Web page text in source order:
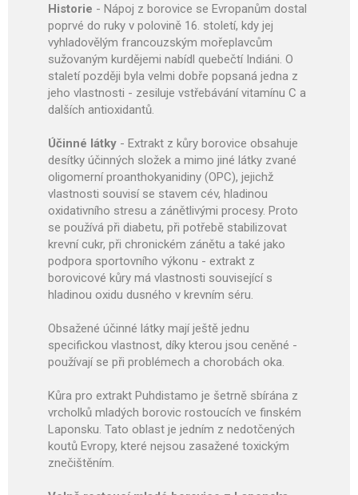
Historie - Nápoj z borovice se Evropanům dostal
poprvé do ruky v polovině 16. století, kdy jej
vyhladovělým francouzským mořeplavcům
sužovaným kurdějemi nabídl quebečtí Indiáni. O
staletí později byla velmi dobře popsaná jedna z
jeho vlastnosti - zesiluje vstřebávání vitamínu C a
dalších antioxidantů.
Účinné látky - Extrakt z kůry borovice obsahuje
desítky účinných složek a mimo jiné látky zvané
oligomerní proanthokyanidiny (OPC), jejichž
vlastnosti souvisí se stavem cév, hladinou
oxidativního stresu a zánětlivými procesy. Proto
se používá při diabetu, při potřebě stabilizovat
krevní cukr, při chronickém zánětu a také jako
podpora sportovního výkonu - extrakt z
borovicové kůry má vlastnosti související s
hladinou oxidu dusného v krevním séru.
Obsažené účinné látky mají ještě jednu
specifickou vlastnost, díky kterou jsou ceněné -
používají se při problémech a chorobách oka.
Kůra pro extrakt Puhdistamo je šetrně sbírána z
vrcholků mladých borovic rostoucích ve finském
Laponsku. Tato oblast je jedním z nedotčených
koutů Evropy, které nejsou zasažené toxickým
znečištěním.